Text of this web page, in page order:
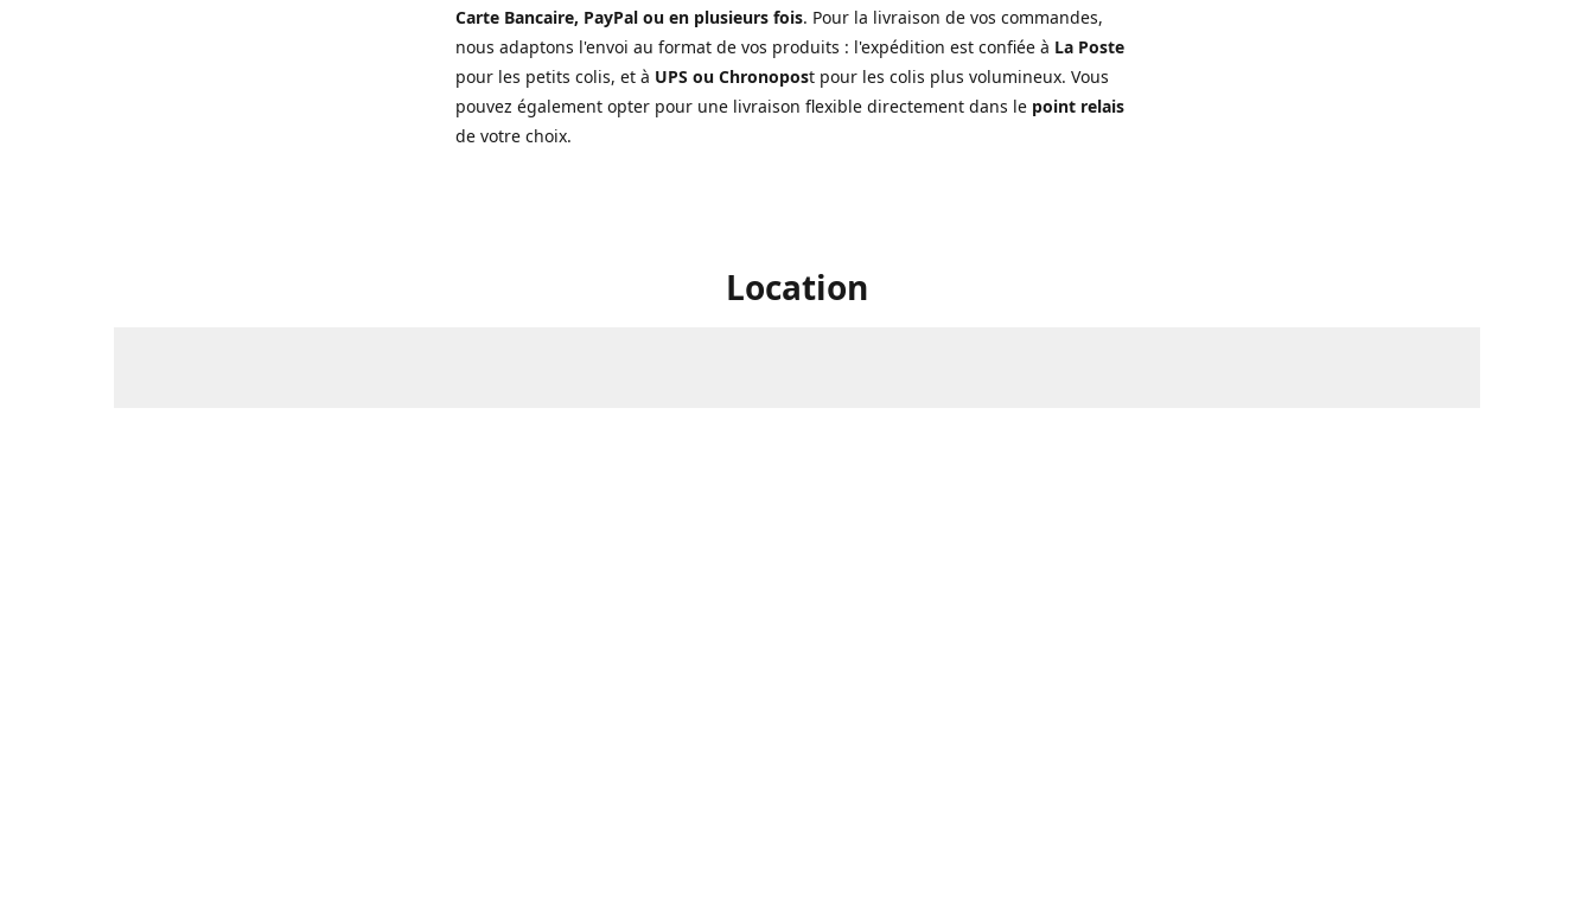
Carte Bancaire, PayPal ou en plusieurs fois. Pour la livraison de vos commandes,
nous adaptons l'envoi au format de vos produits : l'expédition est confiée à La Poste
pour les petits colis, et à UPS ou Chronopost pour les colis plus volumineux. Vous
pouvez également opter pour une livraison flexible directement dans le point relais
de votre choix.
Location